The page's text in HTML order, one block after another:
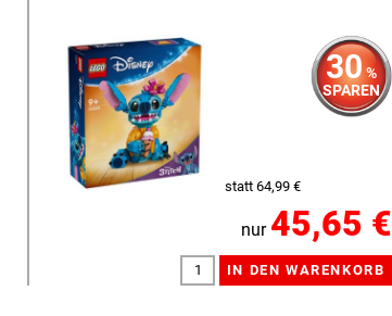
30 %
SPAREN
statt 64,99 €
nur 45,65 €